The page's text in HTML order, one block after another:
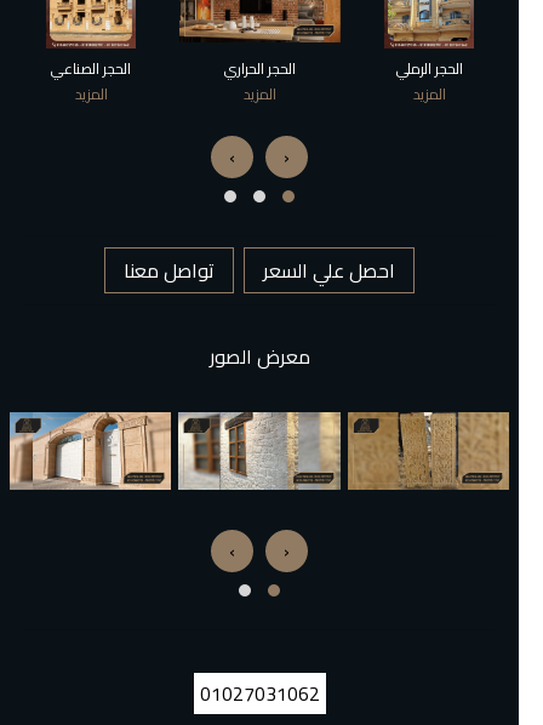
الحجر الحراري
المزيد
الحجر الصناعي
المزيد
حجر بازلت
المزيد
‹
›
احصل علي السعر تواصل معنا
معرض الصور
‹
›
01027031062